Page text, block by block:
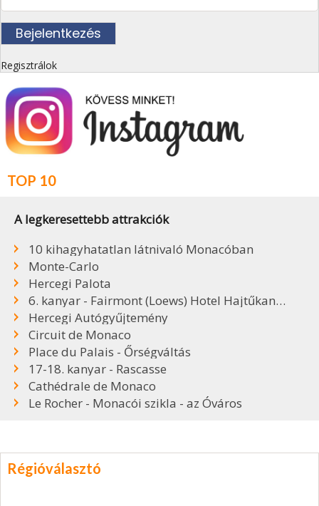
Regisztrálok
TOP 10
A legkeresettebb attrakciók
10 kihagyhatatlan látnivaló Monacóban
Monte-Carlo
Hercegi Palota
6. kanyar - Fairmont (Loews) Hotel Hajtűkanyar
Hercegi Autógyűjtemény
Circuit de Monaco
Place du Palais - Őrségváltás
17-18. kanyar - Rascasse
Cathédrale de Monaco
Le Rocher - Monacói szikla - az Óváros
Régióválasztó